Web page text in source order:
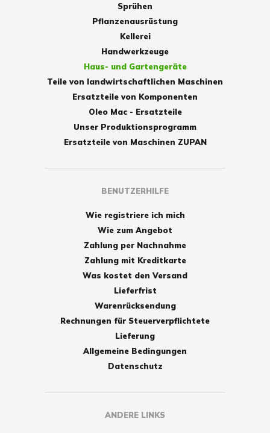
Sprühen
Pflanzenausrüstung
Kellerei
Handwerkzeuge
Haus- und Gartengeräte
Teile von landwirtschaftlichen Maschinen
Ersatzteile von Komponenten
Oleo Mac - Ersatzteile
Unser Produktionsprogramm
Ersatzteile von Maschinen ZUPAN
BENUTZERHILFE
Wie registriere ich mich
Wie zum Angebot
Zahlung per Nachnahme
Zahlung mit Kreditkarte
Was kostet den Versand
Lieferfrist
Warenrücksendung
Rechnungen für Steuerverpflichtete
Lieferung
Allgemeine Bedingungen
Datenschutz
ANDERE LINKS